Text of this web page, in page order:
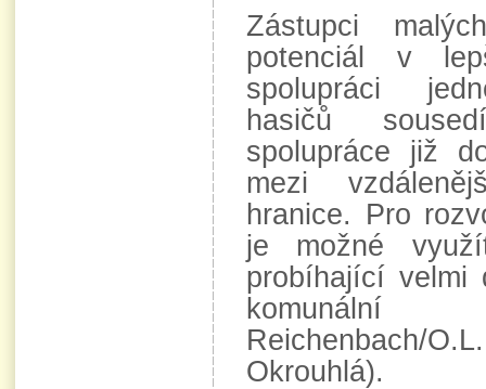
Zástupci
potenciál v
spolupráci
hasičů
spolupráce již
mezi
hranice. Pro
je možné
probíhající velmi
Reichenbach/
Okrouhlá).